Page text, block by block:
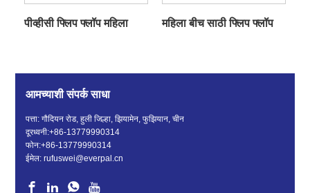
पीव्हीसी फ्लिप फ्लॉप महिला महिला बीच साठी फ्लिप फ्लॉप
आमच्याशी संपर्क साधा
पत्ता: गौदियन रोड, हुली जिल्हा, झियामेन, फुझियान, चीन
दूरध्वनी:+86-13779990314
फोन:+86-13779990314
ईमेल:rufuswei@everpal.cn